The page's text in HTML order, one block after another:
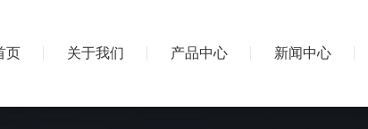
页 关于我们 产品中心 新闻中心